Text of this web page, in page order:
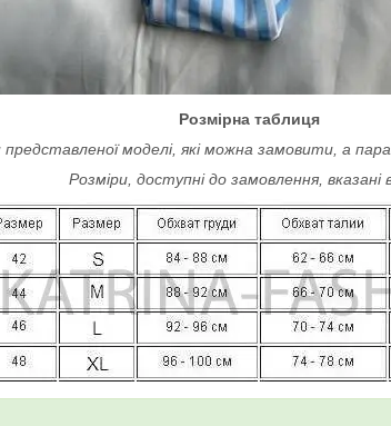
Розмірна таблиця
моделі, які можна замовити, а
Розміри, доступні до замовлення, вказані